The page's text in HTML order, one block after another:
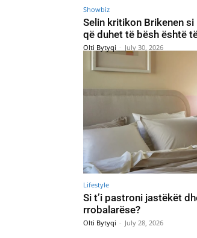
Showbiz
Selin kritikon Brikenen
që duhet të bësh është
Olti Bytyqi - July 30, 2026
Lifestyle
Si t’i pastroni jastëkët
rrobalarëse?
Olti Bytyqi - July 28, 2026